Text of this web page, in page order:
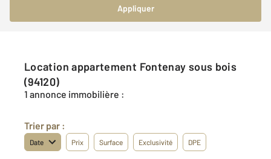
Appliquer
Location appartement Fontenay sous bois
(94120)
1 annonce immobilière :
Trier par :
Date Prix Surface Exclusivité DPE